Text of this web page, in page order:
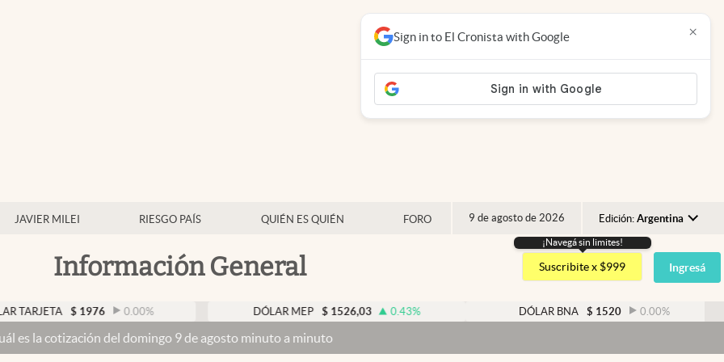
JAVIER MILEI RIESGO PAÍS QUIÉN ES QUIÉN FORO 9 de agosto de 2026 Edición: Argentina
Argentina
España
USA
Información General
¡Navegá sin limites!
Suscribite x $999 Ingresá
$ 1976 0.00% DÓLAR MEP $ 1526,03 0.43% DÓLAR BNA $ 1520 0.00%
del domingo 9 de agosto minuto a minuto
Sign in to El Cronista with Google ×